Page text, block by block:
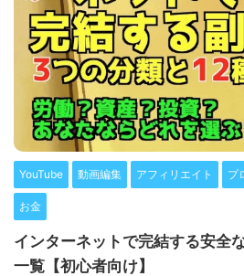
YouTube 動画編集 アフィリエイト プ
お金
インターネットで完結する安全
一覧【初心者向け】